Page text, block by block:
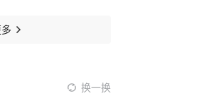
换一换